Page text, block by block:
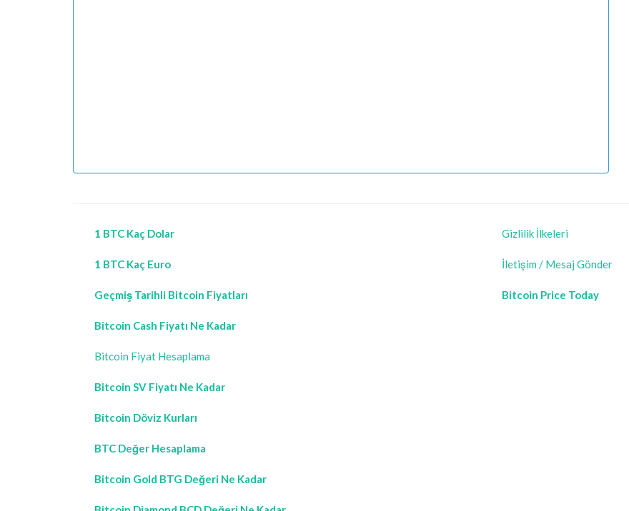
1 BTC Kaç Dolar
1 BTC Kaç Euro
Geçmiş Tarihli Bitcoin Fiyatları
Bitcoin Cash Fiyatı Ne Kadar
Bitcoin Fiyat Hesaplama
Bitcoin SV Fiyatı Ne Kadar
Bitcoin Döviz Kurları
BTC Değer Hesaplama
Bitcoin Gold BTG Değeri Ne Kadar
Gizlilik İlkeleri
İletişim / Mesaj Gönder
Bitcoin Price Today